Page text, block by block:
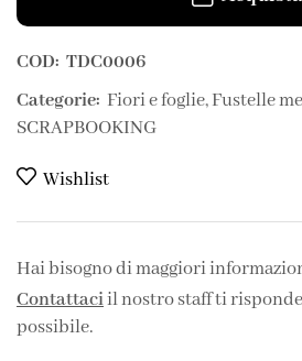
COD: TDC0006
Categorie: Fiori e foglie,Fustelle
SCRAPBOOKING
Wishlist
Hai bisogno di maggiori
Contattaciil nostro staff ti
possibile.